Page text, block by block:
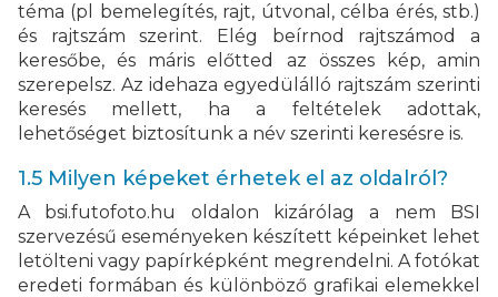
téma (pl bemelegítés, rajt, útvonal, célba érés, stb.)
és rajtszám szerint. Elég beírnod rajtszámod a
keresőbe, és máris előtted az összes kép, amin
szerepelsz. Az idehaza egyedülálló rajtszám szerinti
keresés mellett, ha a feltételek adottak,
lehetőséget biztosítunk a név szerinti keresésre is.
1.5 Milyen képeket érhetek el az oldalról?
A bsi.futofoto.hu oldalon kizárólag a nem BSI
szervezésű eseményeken készített képeinket lehet
letölteni vagy papírképként megrendelni. A fotókat
eredeti formában és különböző grafikai elemekkel